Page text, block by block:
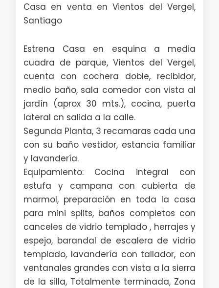
Casa en venta en Vientos del Vergel,
Santiago
Estrena Casa en esquina a media
cuadra de parque, Vientos del Vergel,
cuenta con cochera doble, recibidor,
medio baño, sala comedor con vista al
jardín (aprox 30 mts.), cocina, puerta
lateral cn salida a la calle.
Segunda Planta, 3 recamaras cada una
con su baño vestidor, estancia familiar
y lavandería.
Equipamiento: Cocina integral con
estufa y campana con cubierta de
marmol, preparación en toda la casa
para mini splits, baños completos con
canceles de vidrio templado , herrajes y
espejo, barandal de escalera de vidrio
templado, lavandería con tallador, con
ventanales grandes con vista a la sierra
de la silla, Totalmente terminada, Zona